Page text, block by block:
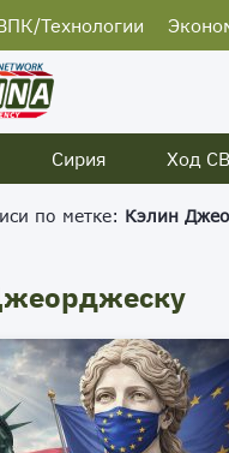
Технологии
Сирия Ход
по метке: Кэлин